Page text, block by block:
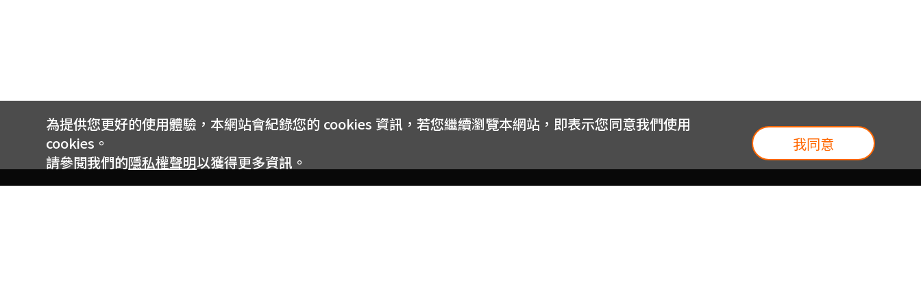
為提供您更好的使用體驗，本網站會紀錄您的 cookies 資訊，若您繼續瀏覽本網站，即表示您同意我們使用
cookies。
請參閱我們的隱私權聲明以獲得更多資訊。
我同意